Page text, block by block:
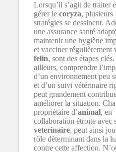
Lorsqu’il s’agit de traiter
gérer le coryza, plusieurs
stratégies se dessinent.
une assurance santé
maintenir une hygiène
et vacciner régulièrement
felin, sont des étapes
ailleurs, comprendre
d’un environnement peu
et d’un suivi vétérinaire
peut grandement
améliorer la situation.
propriétaire d’animal, en
collaboration étroite avec
veterinaire, peut ainsi
rôle déterminant dans la
contre cette affection.